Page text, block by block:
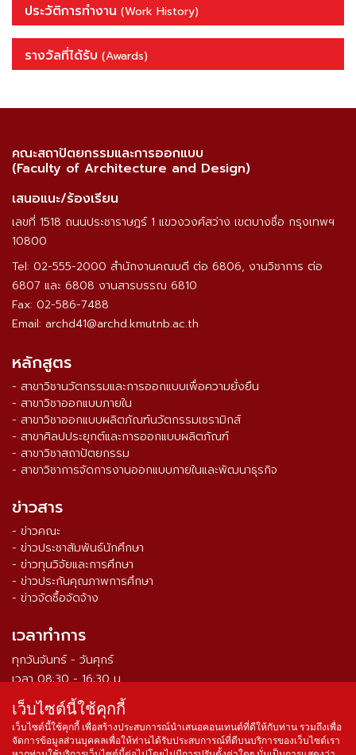
ประวัติการทำงาน (Work History)
รางวัลที่ได้รับ (Awards)
คณะสถาปัตยกรรมและการออกแบบ
(Faculty of Architecture and Design)
เสนอแนะ/ร้องเรียน
เลขที่ 1518 ถนนประชาราษฎร์ 1 แขวงวงศ์สว่าง เขตบางซื่อ กรุงเทพฯ
10800
Tel: 02-555-2000 สำนักงานคณบดี ต่อ 6806, งานวิชาการ ต่อ
6807 และ 6808 งานสารบรรณ 6810
Fax: 02-586-7488
Email: archd41@archd.kmutnb.ac.th
หลักสูตร
- สาขาวิชานวัตกรรมและการออกแบบเพื่อความยั่งยืน
- สาขาวิชาออกแบบภายใน
- สาขาวิชาออกแบบผลิตภัณฑ์นวัตกรรมเซรามิกส์
- สาขาศิลปประยุกต์และการออกแบบผลิตภัณฑ์
- สาขาวิชาสถาปัตยกรรม
- สาขาวิชาการจัดการงานออกแบบภายในและพัฒนาธุรกิจ
ข่าวสาร
- ข่าวคณะ
- ข่าวประชาสัมพันธ์นักศึกษา
- ข่าวทุนวิจัยและการศึกษา
- ข่าวประกันคุณภาพการศึกษา
- ข่าวจัดซื้อจัดจ้าง
เวลาทำการ
ทุกวันจันทร์ - วันศุกร์
เวลา 08:30 - 16:30 น.
จำนวนผู้เข้าชม ตั้งแต่วันที่ 16 ส.ค. 2564 0 3 3 8 7 4 4
เว็บไซต์นี้ใช้คุกกี้
เว็บไซต์นี้ใช้คุกกี้ เพื่อสร้างประสบการณ์นำเสนอคอนเทนต์ที่ดีให้กับท่าน รวมถึงเพื่อ
จัดการข้อมูลส่วนบุคคลเพื่อให้ท่านได้รับประสบการณ์ที่ดีบนบริการของเว็บไซต์เรา